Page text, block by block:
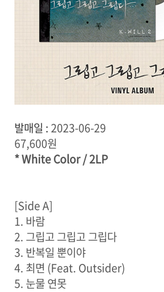
발매일 :2023-06-29
67,600원
* White Color / 2LP
[Side A]
1. 바람
2. 그립고 그립고 그립다
3. 반복일 뿐이야
4. 최면 (Feat. Outsider)
5. 눈물 연못